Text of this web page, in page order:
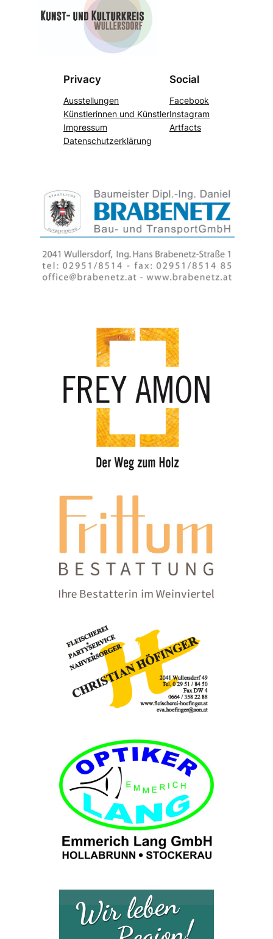
Privacy
Ausstellungen
Künstlerinnen und Künstler
Impressum
Datenschutzerklärung
Social
Facebook
Instagram
Artfacts